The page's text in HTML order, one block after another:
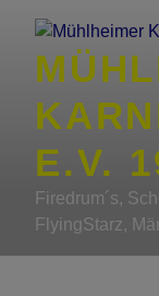
Inhalt
springen
E.V.
Firedrum´s,
FlyingStarz,